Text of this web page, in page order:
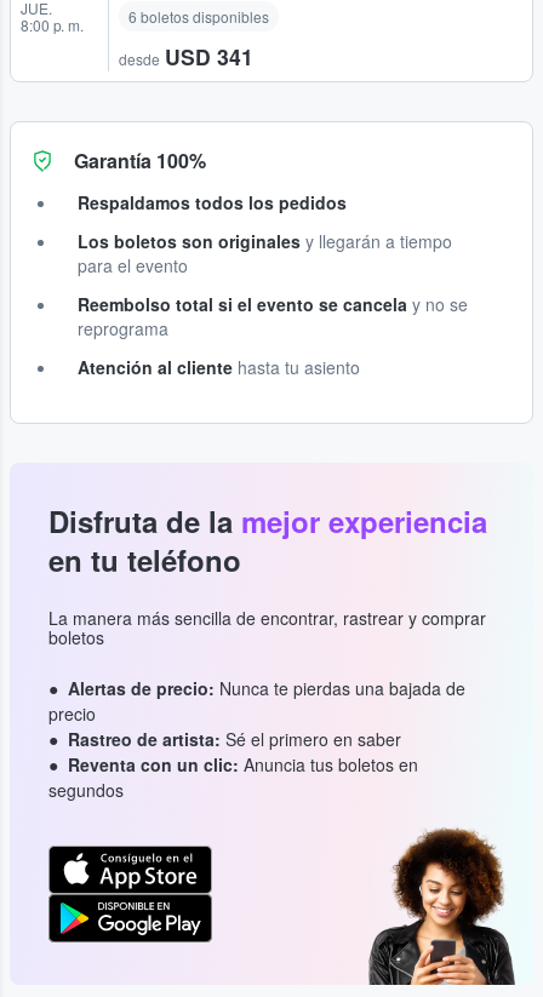
JUE.
8:00 p. m.
6 boletos disponibles
desde USD 341
Garantía 100%
Respaldamos todos los pedidos
Los boletos son originales y llegarán a tiempo
para el evento
Reembolso total si el evento se cancela y no se
reprograma
Atención al cliente hasta tu asiento
Disfruta de la mejor experiencia
en tu teléfono
La manera más sencilla de encontrar, rastrear y comprar
boletos
Alertas de precio: Nunca te pierdas una bajada de
precio
Rastreo de artista: Sé el primero en saber
Reventa con un clic: Anuncia tus boletos en
segundos